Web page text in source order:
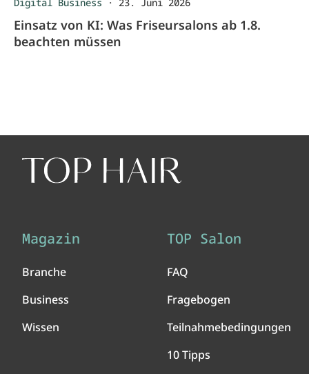
Einsatz von KI: Was Friseursalons ab 1.8.
beachten müssen
Magazin
Branche
Business
Wissen
TOP Salon
FAQ
Fragebogen
Teilnahmebedingungen
10 Tipps